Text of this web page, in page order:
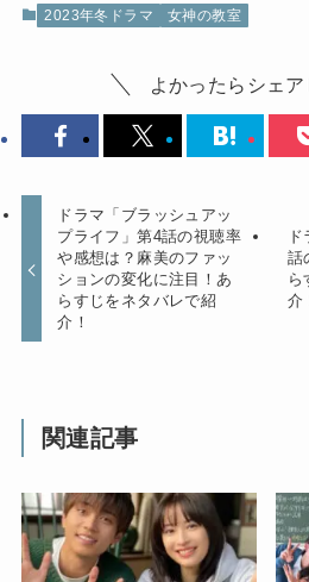
2023年冬ドラマ 女神の教室
よかったらシェア
ドラマ「ブラッシュアッ
プライフ」第4話の視聴率
や感想は？麻美のファッ
ションの変化に注目！あ
らすじをネタバレで紹
介！
話
ら
介
関連記事